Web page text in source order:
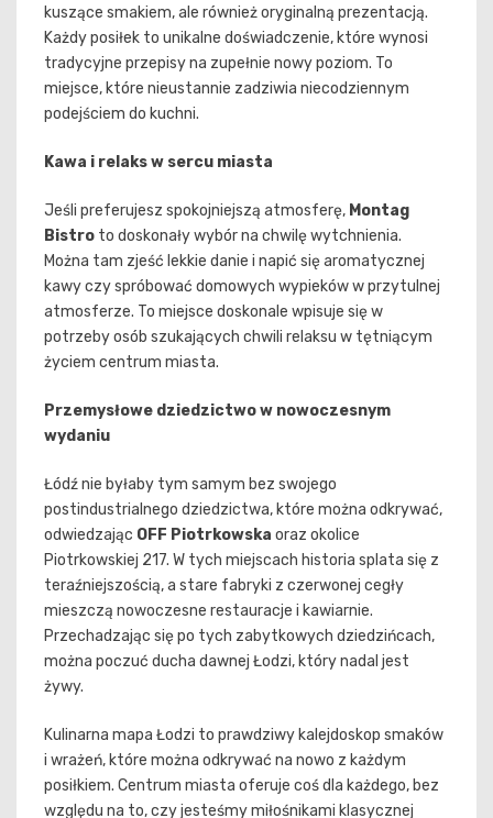
kuszące smakiem, ale również oryginalną prezentacją.
Każdy posiłek to unikalne doświadczenie, które wynosi
tradycyjne przepisy na zupełnie nowy poziom. To
miejsce, które nieustannie zadziwia niecodziennym
podejściem do kuchni.
Kawa i relaks w sercu miasta
Jeśli preferujesz spokojniejszą atmosferę, Montag
Bistro to doskonały wybór na chwilę wytchnienia.
Można tam zjeść lekkie danie i napić się aromatycznej
kawy czy spróbować domowych wypieków w przytulnej
atmosferze. To miejsce doskonale wpisuje się w
potrzeby osób szukających chwili relaksu w tętniącym
życiem centrum miasta.
Przemysłowe dziedzictwo w nowoczesnym
wydaniu
Łódź nie byłaby tym samym bez swojego
postindustrialnego dziedzictwa, które można odkrywać,
odwiedzając OFF Piotrkowska oraz okolice
Piotrkowskiej 217. W tych miejscach historia splata się z
teraźniejszością, a stare fabryki z czerwonej cegły
mieszczą nowoczesne restauracje i kawiarnie.
Przechadzając się po tych zabytkowych dziedzińcach,
można poczuć ducha dawnej Łodzi, który nadal jest
żywy.
Kulinarna mapa Łodzi to prawdziwy kalejdoskop smaków
i wrażeń, które można odkrywać na nowo z każdym
posiłkiem. Centrum miasta oferuje coś dla każdego, bez
względu na to, czy jesteśmy miłośnikami klasycznej